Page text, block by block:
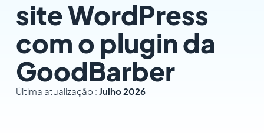
site WordPress
com o plugin da
GoodBarber
Última atualização : Julho 2026